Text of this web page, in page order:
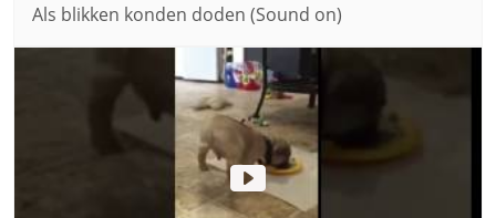
Als blikken konden doden (Sound on)